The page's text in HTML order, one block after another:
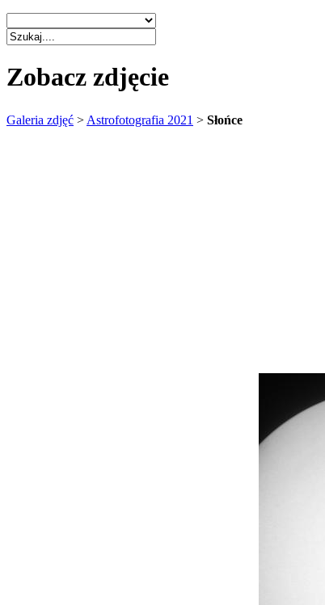
Zobacz zdjęcie
Galeria zdjęć > Astrofotografia 2021 > Słońce